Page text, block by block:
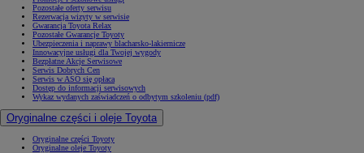
Pozostałe oferty serwisu
Rezerwacja wizyty w serwisie
Gwarancja Toyota Relax
Pozostałe Gwarancje Toyoty
Ubezpieczenia i naprawy blacharsko-lakiernicze
Innowacyjne usługi dla Twojej wygody
Bezpłatne Akcje Serwisowe
Serwis Dobrych Cen
Serwis w ASO się opłaca
Dostęp do informacji serwisowych
Wykaz wydanych zaświadczeń o odbytym szkoleniu (pdf)
Oryginalne części i oleje Toyota
Oryginalne części Toyoty
Oryginalne oleje Toyoty